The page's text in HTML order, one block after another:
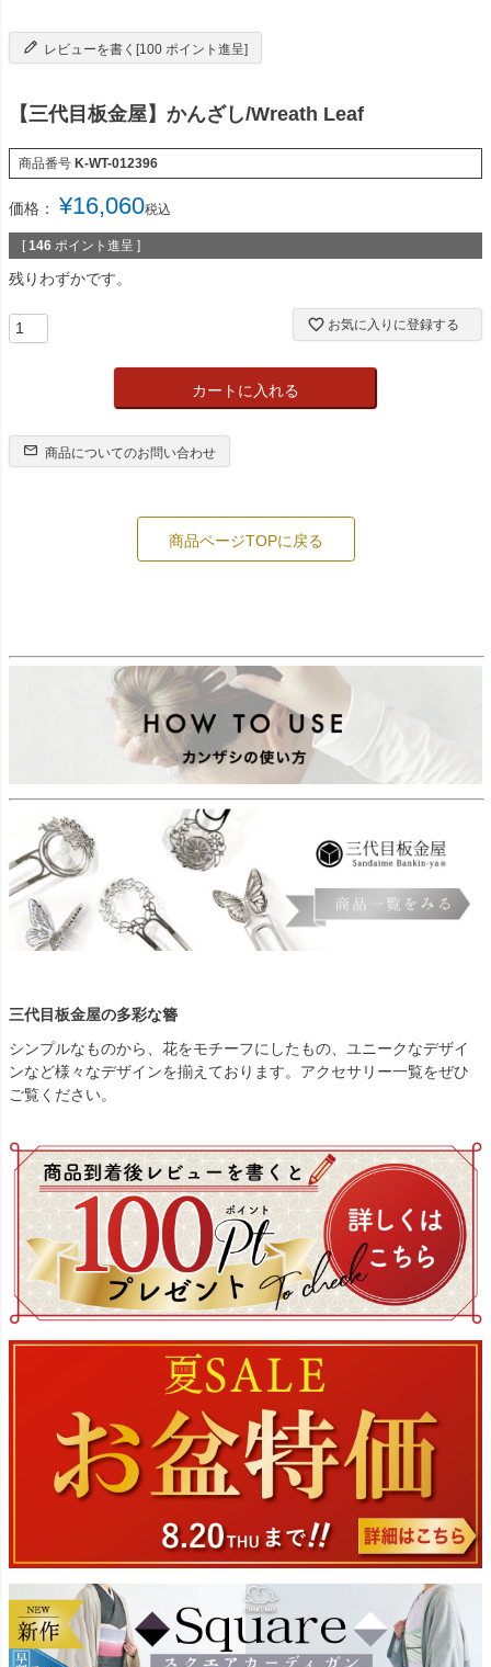
レビューを書く[100 ポイント進呈]
【三代目板金屋】かんざし/Wreath Leaf
商品番号 K-WT-012396
価格： ¥16,060税込
[ 146 ポイント進呈 ]
残りわずかです。
お気に入りに登録する
カートに入れる
商品についてのお問い合わせ
商品ページTOPに戻る
三代目板金屋の多彩な簪
シンプルなものから、花をモチーフにしたもの、ユニークなデザイ
ンなど様々なデザインを揃えております。アクセサリー一覧をぜひ
ご覧ください。